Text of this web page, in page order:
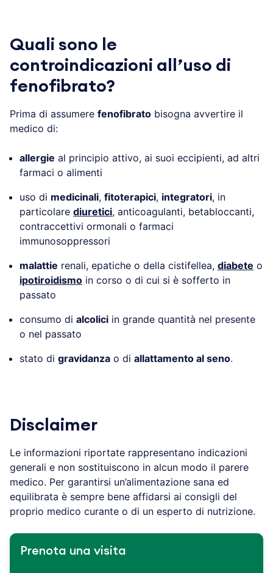
Quali sono le
controindicazioni all’uso di
fenofibrato?
Prima di assumere fenofibrato bisogna avvertire il
medico di:
allergie al principio attivo, ai suoi eccipienti, ad altri
farmaci o alimenti
uso di medicinali, fitoterapici, integratori, in
particolare diuretici, anticoagulanti, betabloccanti,
contraccettivi ormonali o farmaci
immunosoppressori
malattie renali, epatiche o della cistifellea, diabete o
ipotiroidismo in corso o di cui si è sofferto in
passato
consumo di alcolici in grande quantità nel presente
o nel passato
stato di gravidanza o di allattamento al seno.
Disclaimer
Le informazioni riportate rappresentano indicazioni
generali e non sostituiscono in alcun modo il parere
medico. Per garantirsi un’alimentazione sana ed
equilibrata è sempre bene affidarsi ai consigli del
proprio medico curante o di un esperto di nutrizione.
Prenota una visita